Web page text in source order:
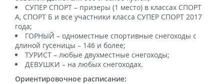
СУПЕР СПОРТ – призеры (1 место) в классах СПОРТ
А, СПОРТ Б и все участники класса СУПЕР СПОРТ 2017
года;
ГОРНЫЙ – одноместные спортивные снегоходы с
длиной гусеницы – 146 и более;
ТУРИСТ – любые двухместные снегоходы;
ДЕВУШКИ – на любых снегоходах.
Ориентировочное расписание: